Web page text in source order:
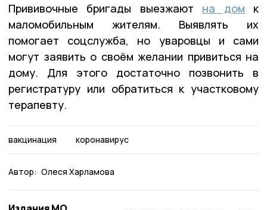
Прививочные бригады выезжают на дом к
маломобильным жителям. Выявлять их
помогает соцслужба, но уваровцы и сами
могут заявить о своём желании привиться на
дому. Для этого достаточно позвонить в
регистратуру или обратиться к участковому
терапевту.
вакцинация коронавирус
Автор: Олеся Харламова